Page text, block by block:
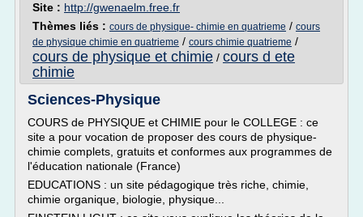
Site : http://gwenaelm.free.fr
Thèmes liés : cours de physique- chimie en quatrieme / cours
de physique chimie en quatrieme / cours chimie quatrieme /
cours de physique et chimie / cours d ete
chimie
Sciences-Physique
COURS de PHYSIQUE et CHIMIE pour le COLLEGE : ce
site a pour vocation de proposer des cours de physique-
chimie complets, gratuits et conformes aux programmes de
l'éducation nationale (France)
EDUCATIONS : un site pédagogique très riche, chimie,
chimie organique, biologie, physique...